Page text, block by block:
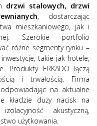
drzwi stalowych, drzwi
, dostarczając
mieszkaniowego, jak i
Szerokie portfolio
różne segmenty rynku –
takie jak hotele,
Produkty ERKADO łączą
i trwałością. Firma
na aktualne
kładzie duży nacisk na
akustyczną,
użytkowania.